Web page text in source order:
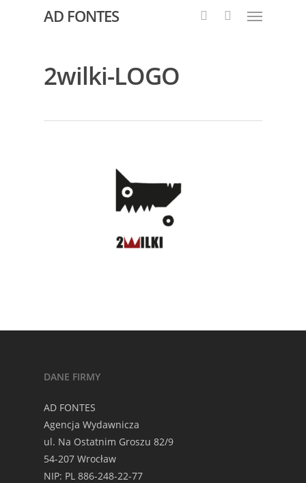
AD FONTES
2wilki-LOGO
DANE FIRMY
AD FONTES
Agencja Wydawnicza
ul. Na Ostatnim Groszu 82/9
54-207 Wrocław
NIP: PL 886-248-22-77